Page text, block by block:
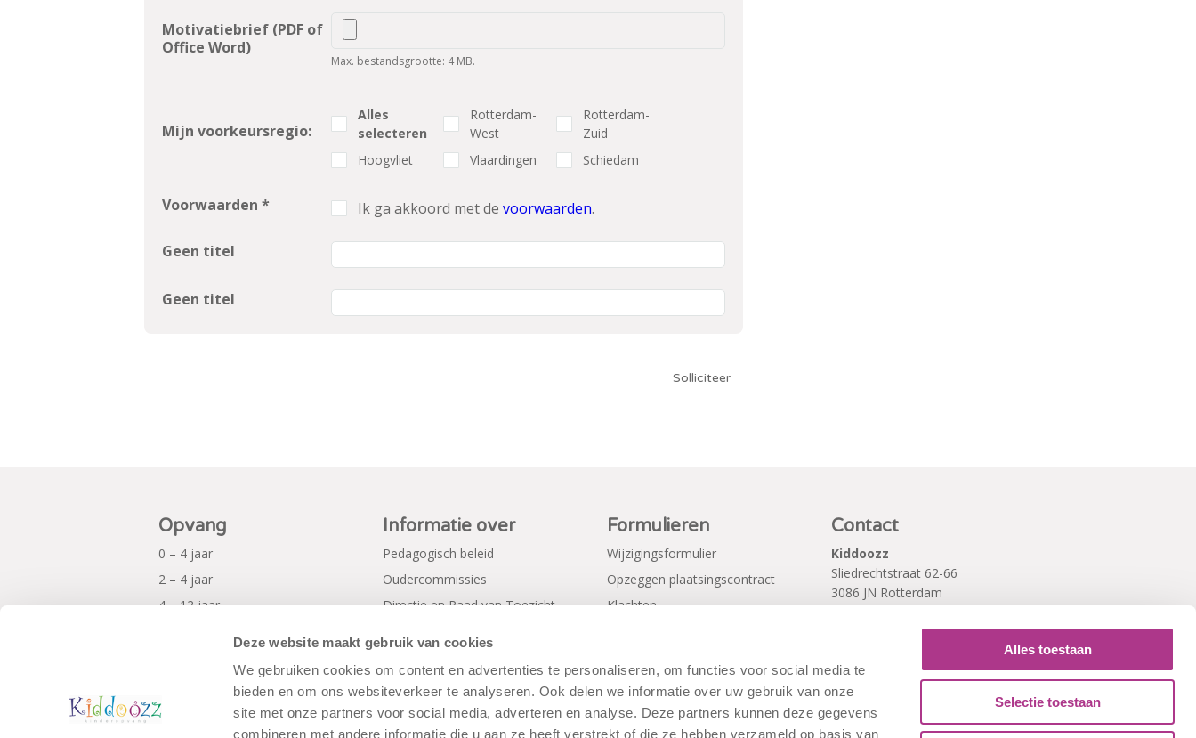
Deze website maakt gebruik van cookies
We gebruiken cookies om content en advertenties te personaliseren, om functies voor social media te
bieden en om ons websiteverkeer te analyseren. Ook delen we informatie over uw gebruik van onze
site met onze partners voor social media, adverteren en analyse. Deze partners kunnen deze gegevens
combineren met andere informatie die u aan ze heeft verstrekt of die ze hebben verzameld op basis van
Alles toestaan
Selectie toestaan
Motivatiebrief (PDF of
Office Word)
Max. bestandsgrootte: 4 MB.
Mijn voorkeursregio:
Alles
selecteren
Rotterdam-
West
Rotterdam-
Zuid
Hoogvliet
Vlaardingen Schiedam
Voorwaarden * Ik ga akkoord met de voorwaarden.
Geen titel
Geen titel
Solliciteer
Opvang
0 – 4 jaar
2 – 4 jaar
4 – 12 jaar
Informatie over
Pedagogisch beleid
Oudercommissies
Directie en Raad van Toezicht
Formulieren
Wijzigingsformulier
Opzeggen plaatsingscontract
Klachten
Contact
Kiddoozz
Sliedrechtstraat 62-66
3086 JN Rotterdam